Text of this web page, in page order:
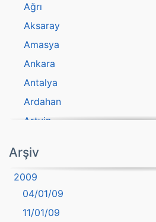
Ağrı
Aksaray
Amasya
Ankara
Antalya
Ardahan
Artvin
Aydın
Balıkesir
Bartın
başkentler
Arşiv
2009
04/01/09
11/01/09